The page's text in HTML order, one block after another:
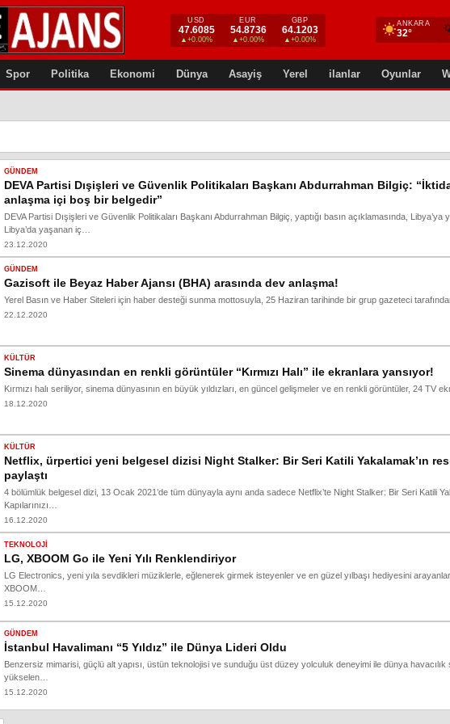
USD
47.6085
▲+0.00%
EUR
54.8736
▲+0.00%
GBP
64.1203
▲+0.00%
ANKARA
32°
Spor Politika Ekonomi Dünya Asayiş Yerel ilanlar Oyunlar
GÜNDEM
DEVA Partisi Dışişleri ve Güvenlik Politikaları Başkanı Abdurrahman Bilgiç:
anlaşma içi boş bir belgedir”
DEVA Partisi Dışişleri ve Güvenlik Politikaları Başkanı Abdurrahman Bilgiç, yaptığı basın açıklamasında, Libya’ya
Libya’da yaşanan iç…
23.12.2020
GÜNDEM
Gazisoft ile Beyaz Haber Ajansı (BHA) arasında dev anlaşma!
Yerel Basın ve Haber Siteleri için haber desteği sunma mottosuyla, 25 Haziran tarihinde bir grup gazeteci
22.12.2020
KÜLTÜR
Sinema dünyasından en renkli görüntüler “Kırmızı Halı” ile ekranlara yansıyor!
Kırmızı halı seriliyor, sinema dünyasının en büyük yıldızları, en güncel gelişmeler ve en renkli görüntüler, 24 TV
18.12.2020
KÜLTÜR
Netflix, ürpertici yeni belgesel dizisi Night Stalker: Bir Seri Katili Yakalamak’ın
paylaştı
4 bölümlük belgesel dizi, 13 Ocak 2021’de tüm dünyayla aynı anda sadece Netflix’te Night Stalker: Bir Seri Katili
Kapılarınızı…
16.12.2020
TEKNOLOJI
LG, XBOOM Go ile Yeni Yılı Renklendiriyor
LG Electronics, yeni yıla sevdikleri müziklerle, eğlenerek girmek isteyenler ve en güzel yılbaşı hediyesini
XBOOM…
15.12.2020
GÜNDEM
İstanbul Havalimanı “5 Yıldız” ile Dünya Lideri Oldu
Benzersiz mimarisi, güçlü alt yapısı, üstün teknolojisi ve sunduğu üst düzey yolculuk deneyimi ile dünya havacılık
yükselen…
15.12.2020